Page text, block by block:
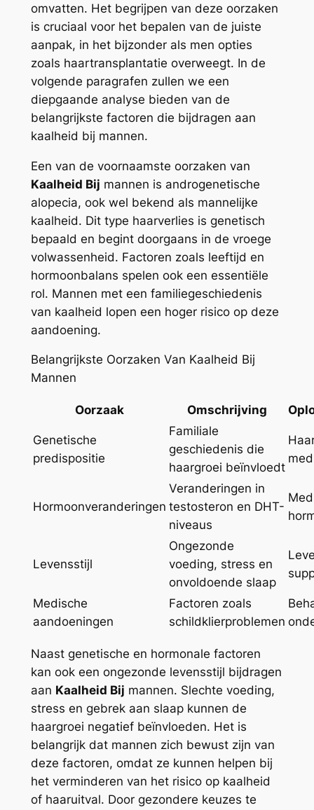
omvatten. Het begrijpen van deze oorzaken
is cruciaal voor het bepalen van de juiste
aanpak, in het bijzonder als men opties
zoals haartransplantatie overweegt. In de
volgende paragrafen zullen we een
diepgaande analyse bieden van de
belangrijkste factoren die bijdragen aan
kaalheid bij mannen.
Een van de voornaamste oorzaken van
Kaalheid Bij mannen is androgenetische
alopecia, ook wel bekend als mannelijke
kaalheid. Dit type haarverlies is genetisch
bepaald en begint doorgaans in de vroege
volwassenheid. Factoren zoals leeftijd en
hormoonbalans spelen ook een essentiële
rol. Mannen met een familiegeschiedenis
van kaalheid lopen een hoger risico op deze
aandoening.
Belangrijkste Oorzaken Van Kaalheid Bij
Mannen
Oorzaak Omschrijving
Genetische
predispositie
Familiale
geschiedenis die
haargroei beïnvloedt
Hormoonveranderingen
Veranderingen in
testosteron en DHT-
niveaus
Levensstijl
Ongezonde
voeding, stress en
onvoldoende slaap
Medische
aandoeningen
Factoren zoals
schildklierproblemen
Naast genetische en hormonale factoren
kan ook een ongezonde levensstijl bijdragen
aan Kaalheid Bij mannen. Slechte voeding,
stress en gebrek aan slaap kunnen de
haargroei negatief beïnvloeden. Het is
belangrijk dat mannen zich bewust zijn van
deze factoren, omdat ze kunnen helpen bij
het verminderen van het risico op kaalheid
of haaruitval. Door gezondere keuzes te